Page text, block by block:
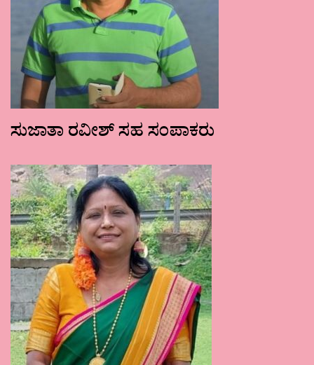
ಸುಜಾತಾ ರವೀಶ್ ಸಹ ಸಂಪಾಕರು